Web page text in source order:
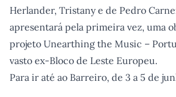
Herlander, Tristany e de Pedro
apresentará pela primeira vez, uma
projeto Unearthing the Music –
vasto ex-Bloco de Leste Europeu.
Para ir até ao Barreiro, de 3 a 5 de